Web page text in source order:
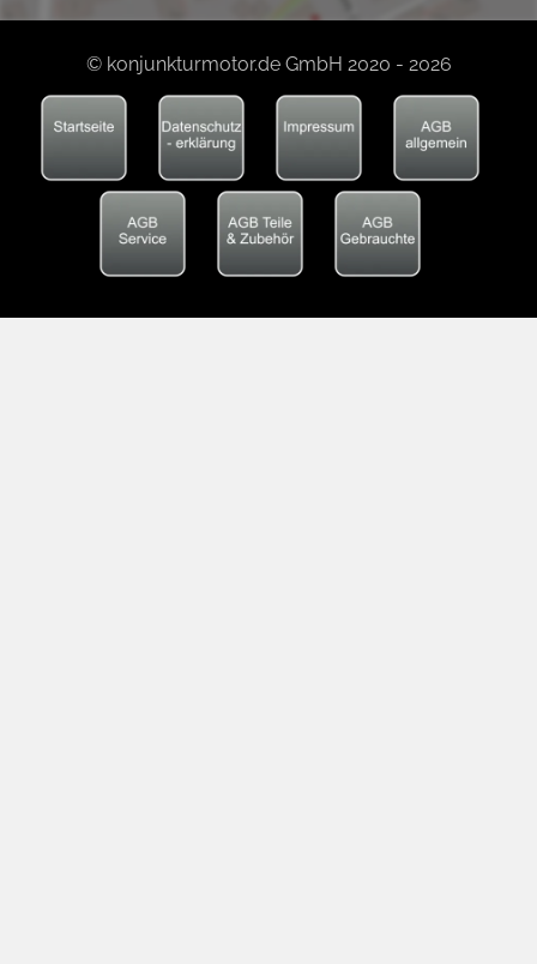
© konjunkturmotor.de GmbH 2020 - 2026